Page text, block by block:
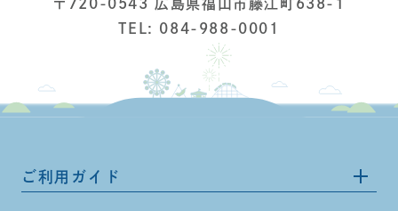
〒720-0543 広島県福山市藤江町638-1
TEL: 084-988-0001
ご利用ガイド